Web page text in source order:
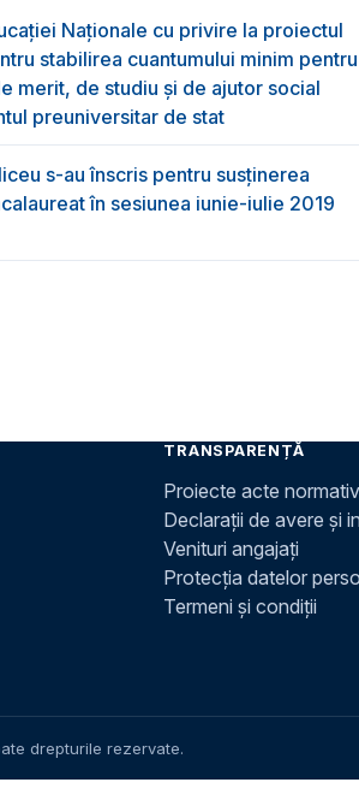
Naționale cu privire la proiectul
stabilirea cuantumului minim pentru
merit, de studiu și de ajutor social
preuniversitar de stat
s-au înscris pentru susţinerea
în sesiunea iunie-iulie 2019
TRANSPARENȚĂ
Proiecte acte
Declarații de avere și
Venituri angajați
Protecția datelor
Termeni și condiții
drepturile rezervate.